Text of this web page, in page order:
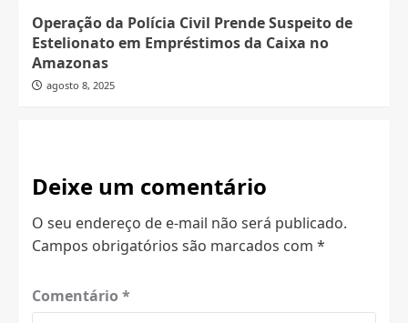
Operação da Polícia Civil Prende Suspeito de
Estelionato em Empréstimos da Caixa no
Amazonas
agosto 8, 2025
Deixe um comentário
O seu endereço de e-mail não será publicado.
Campos obrigatórios são marcados com *
Comentário *